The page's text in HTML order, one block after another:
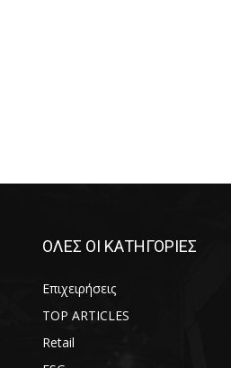
ΟΛΕΣ ΟΙ ΚΑΤΗΓΟΡΙΕΣ
Επιχειρήσεις
TOP ARTICLES
Retail